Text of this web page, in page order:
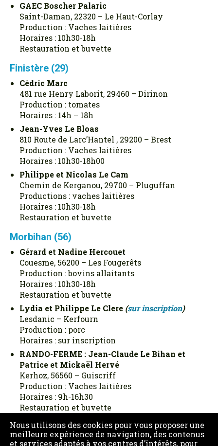
GAEC Boscher Palaric
Saint-Daman, 22320 – Le Haut-Corlay
Production : Vaches laitières
Horaires : 10h30-18h
Restauration et buvette
Finistère (29)
Cédric Marc
481 rue Henry Laborit, 29460 – Dirinon
Production : tomates
Horaires : 14h – 18h
Jean-Yves Le Bloas
810 Route de Larc’Hantel , 29200 – Brest
Production : Vaches laitières
Horaires : 10h30-18h00
Philippe et Nicolas Le Cam
Chemin de Kerganou, 29700 – Pluguffan
Productions : vaches laitières
Horaires : 10h30-18h
Restauration et buvette
Morbihan (56)
Gérard et Nadine Hercouet
Couesme, 56200 – Les Fougerêts
Production : bovins allaitants
Horaires : 10h30-18h
Restauration et buvette
Lydia et Philippe Le Clere (sur inscription)
Lesdanic – Kerfourn
Production : porc
Horaires : sur inscription
RANDO-FERME : Jean-Claude Le Bihan et
Patrice et Mickaël Hervé
Kerhoz, 56560 – Guiscriff
Production : Vaches laitières
Horaires : 9h-16h30
Restauration et buvette
Nous utilisons des cookies pour vous proposer une
meilleure expérience de navigation, des contenus
et services adaptés à vos centres d’intérêts, pour